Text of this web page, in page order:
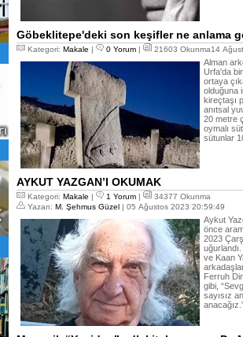
Göbeklitepe'deki son keşifler ne anlama
Kategori: Makale | 0 Yorum | 21603 Okunma14
Alman
Urfa'da
ortaya
olduğuna
kireçtaşı
anıtsal
20 metre
oymalı
sütunlar
AYKUT YAZGAN’I OKUMAK
Kategori: Makale | 1 Yorum |
34377 Okunma
Yazan: M. Şehmus Güzel | 05 Ağustos 2023 20:59:49
Aykut
önce
2023
ve Kaan
Ferruh
gibi,
sayısız